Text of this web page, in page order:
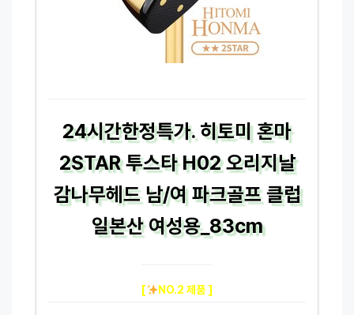
24시간한정특가. 히토미 혼마
2STAR 투스타 H02 오리지날
감나무헤드 남/여 파크골프 클럽
일본산 여성용_83cm
[ NO.2 제품 ]